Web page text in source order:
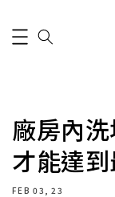
廠房內
才能達
FEB 03, 23